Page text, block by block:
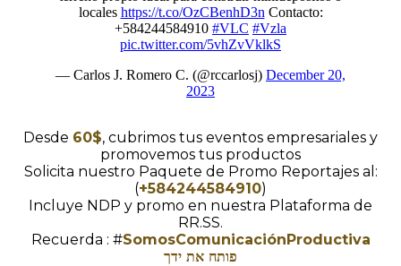
locales https://t.co/OzCBenhD3n Contacto:
+584244584910 #VLC #Vzla
pic.twitter.com/5vhZvVklkS
— Carlos J. Romero C. (@rccarlosj) December 20,
2023
Desde 60$, cubrimos tus eventos empresariales y
promovemos tus productos
Solicita nuestro Paquete de Promo Reportajes al:
(+584244584910)
Incluye NDP y promo en nuestra Plataforma de
RR.SS.
Recuerda : #SomosComunicaciónProductiva
פותח את ידך